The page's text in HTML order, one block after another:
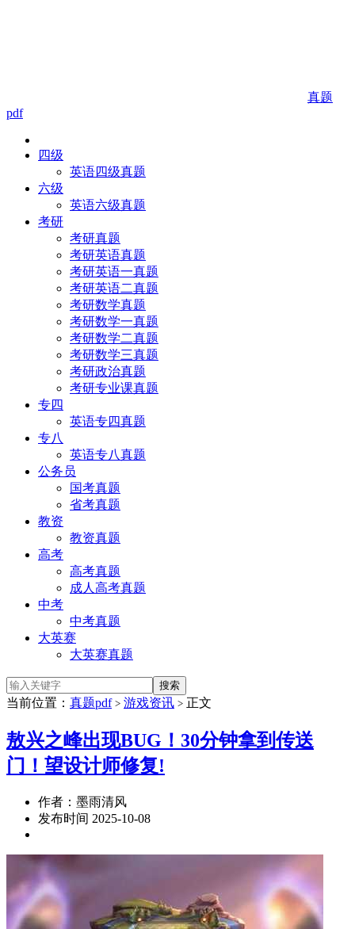
真题
pdf
四级
英语四级真题
六级
英语六级真题
考研
考研真题
考研英语真题
考研英语一真题
考研英语二真题
考研数学真题
考研数学一真题
考研数学二真题
考研数学三真题
考研政治真题
考研专业课真题
专四
英语专四真题
专八
英语专八真题
公务员
国考真题
省考真题
教资
教资真题
高考
高考真题
成人高考真题
中考
中考真题
大英赛
大英赛真题
当前位置： 真题pdf > 游戏资讯 > 正文
敖兴之峰出现BUG！30分钟拿到传送
门！望设计师修复!
作者：墨雨清风
发布时间 2025-10-08